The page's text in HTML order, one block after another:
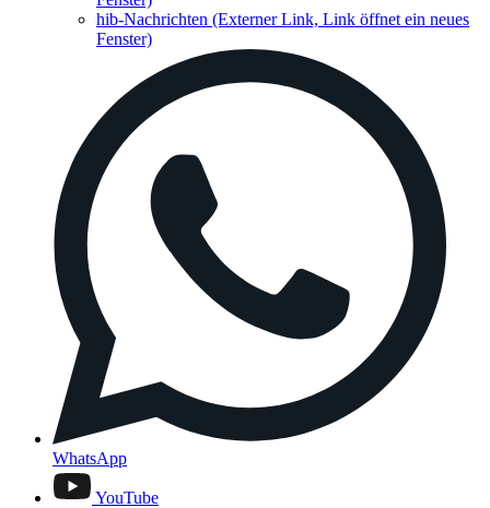
hib-Nachrichten (Externer Link, Link öffnet ein neues
Fenster)
WhatsApp
YouTube